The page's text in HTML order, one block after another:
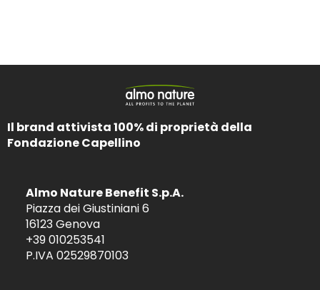
Il brand attivista 100% di proprietà della
Fondazione Capellino
Almo Nature Benefit S.p.A.
Piazza dei Giustiniani 6
16123 Genova
+39 010253541
P.IVA 02529870103